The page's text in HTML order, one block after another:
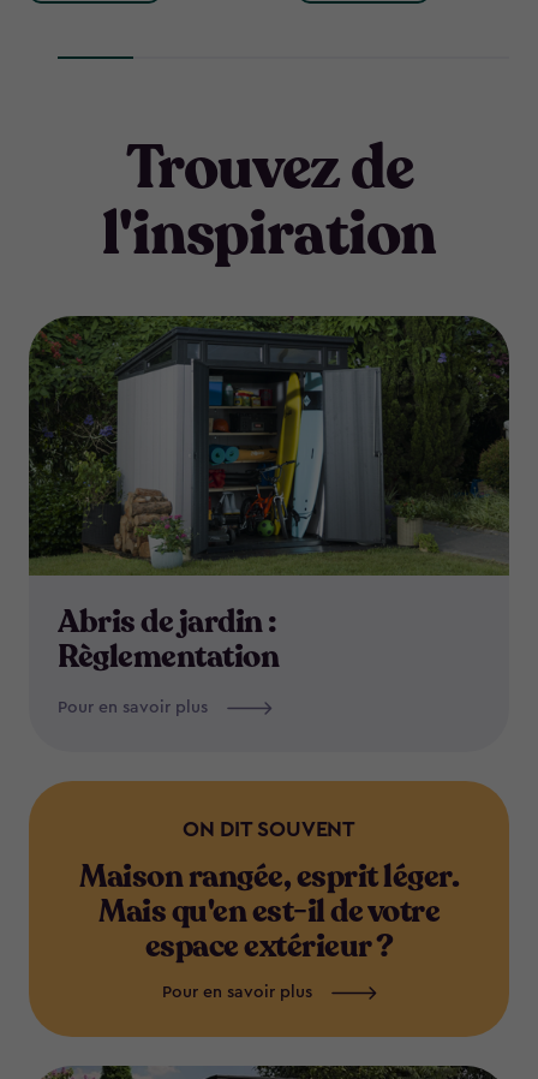
Trouvez de
l'inspiration
Abris de jardin :
Règlementation
Pour en savoir plus
ON DIT SOUVENT
Maison rangée, esprit léger.
Mais qu'en est-il de votre
espace extérieur ?
Pour en savoir plus